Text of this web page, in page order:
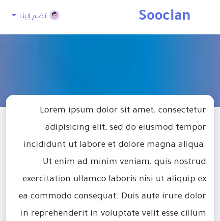
Soocian انضم إلينا
Lorem ipsum dolor sit amet, consectetur
adipisicing elit, sed do eiusmod tempor
incididunt ut labore et dolore magna aliqua.
Ut enim ad minim veniam, quis nostrud
exercitation ullamco laboris nisi ut aliquip ex
ea commodo consequat. Duis aute irure dolor
in reprehenderit in voluptate velit esse cillum